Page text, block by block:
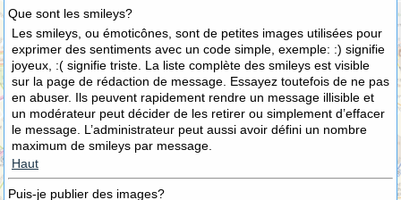
Que sont les smileys?
Les smileys, ou émoticônes, sont de petites images utilisées pour
exprimer des sentiments avec un code simple, exemple: :) signifie
joyeux, :( signifie triste. La liste complète des smileys est visible
sur la page de rédaction de message. Essayez toutefois de ne pas
en abuser. Ils peuvent rapidement rendre un message illisible et
un modérateur peut décider de les retirer ou simplement d’effacer
le message. L’administrateur peut aussi avoir défini un nombre
maximum de smileys par message.
Haut
Puis-je publier des images?